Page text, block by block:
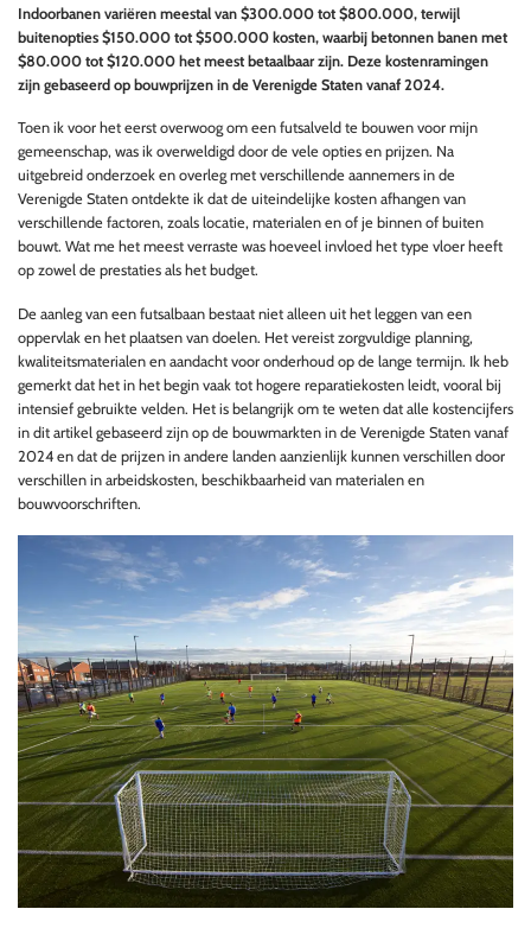
Indoorbanen variëren meestal van $300.000 tot $800.000, terwijl
buitenopties $150.000 tot $500.000 kosten, waarbij betonnen banen met
$80.000 tot $120.000 het meest betaalbaar zijn. Deze kostenramingen
zijn gebaseerd op bouwprijzen in de Verenigde Staten vanaf 2024.
Toen ik voor het eerst overwoog om een futsalveld te bouwen voor mijn
gemeenschap, was ik overweldigd door de vele opties en prijzen. Na
uitgebreid onderzoek en overleg met verschillende aannemers in de
Verenigde Staten ontdekte ik dat de uiteindelijke kosten afhangen van
verschillende factoren, zoals locatie, materialen en of je binnen of buiten
bouwt. Wat me het meest verraste was hoeveel invloed het type vloer heeft
op zowel de prestaties als het budget.
De aanleg van een futsalbaan bestaat niet alleen uit het leggen van een
oppervlak en het plaatsen van doelen. Het vereist zorgvuldige planning,
kwaliteitsmaterialen en aandacht voor onderhoud op de lange termijn. Ik heb
gemerkt dat het in het begin vaak tot hogere reparatiekosten leidt, vooral bij
intensief gebruikte velden. Het is belangrijk om te weten dat alle kostencijfers
in dit artikel gebaseerd zijn op de bouwmarkten in de Verenigde Staten vanaf
2024 en dat de prijzen in andere landen aanzienlijk kunnen verschillen door
verschillen in arbeidskosten, beschikbaarheid van materialen en
bouwvoorschriften.